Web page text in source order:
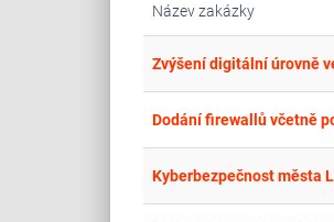
Název zakázky
Zvýšení digitální úrovně
Dodání firewallů včetně
Kyberbezpečnost města